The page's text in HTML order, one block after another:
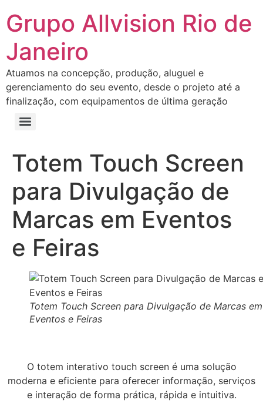
Grupo Allvision Rio de
Janeiro
Atuamos na concepção, produção, aluguel e
gerenciamento do seu evento, desde o projeto até a
finalização, com equipamentos de última geração
Totem Touch Screen
para Divulgação de
Marcas em Eventos
e Feiras
Totem Touch Screen para Divulgação de Marcas em
Eventos e Feiras
O totem interativo touch screen é uma solução
moderna e eficiente para oferecer informação, serviços
e interação de forma prática, rápida e intuitiva.